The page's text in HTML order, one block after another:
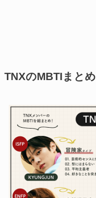
TNXのMBTIまとめ